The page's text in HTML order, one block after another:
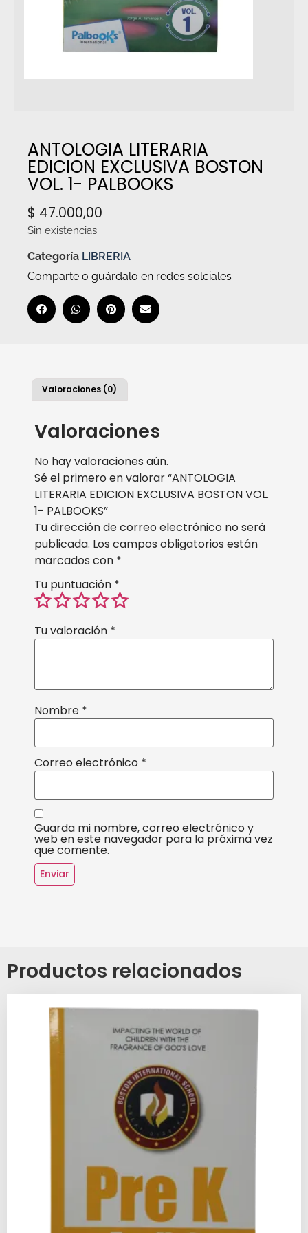
ANTOLOGIA LITERARIA
EDICION EXCLUSIVA BOSTON
VOL. 1- PALBOOKS
$ 47.000,00
Sin existencias
Categoría LIBRERIA
Comparte o guárdalo en redes solciales
Valoraciones (0)
Valoraciones
No hay valoraciones aún.
Sé el primero en valorar “ANTOLOGIA
LITERARIA EDICION EXCLUSIVA BOSTON VOL.
1- PALBOOKS”
Tu dirección de correo electrónico no será
publicada. Los campos obligatorios están
marcados con *
Tu puntuación *
Tu valoración *
Nombre *
Correo electrónico *
Guarda mi nombre, correo electrónico y
web en este navegador para la próxima vez
que comente.
Productos relacionados